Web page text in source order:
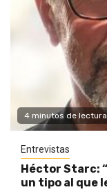
4 minutos de lectura
Entrevistas
Héctor Starc:
un tipo al que